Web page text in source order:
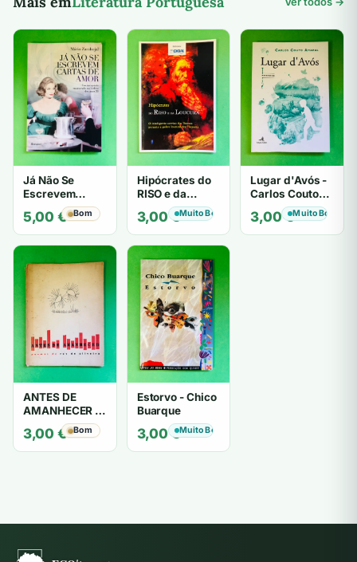
Já Não Se
Escrevem
Cartas de Amor
- Mário
Zambujal
5,00 € Bom
Hipócrates do
RISO e da
LOUCURA
3,00€Muito Bom
Lugar d'Avós -
Carlos Couto
Amaral
3,00€Muito Bom
ANTES DE
AMANHECER -
ruy de oliveira
3,00 € Bom
Estorvo - Chico
Buarque
3,00€Muito Bom